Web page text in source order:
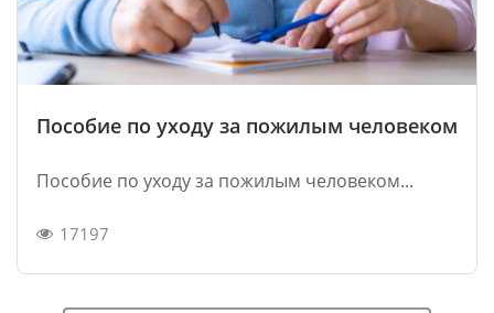
Пособие по уходу за пожилым человеком
Пособие по уходу за пожилым человеком...
17197